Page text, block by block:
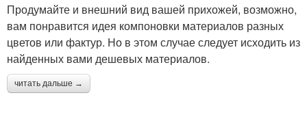
Продумайте и внешний вид вашей прихожей, возможно,
вам понравится идея компоновки материалов разных
цветов или фактур. Но в этом случае следует исходить из
найденных вами дешевых материалов.
читать дальше →